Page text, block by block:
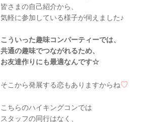
皆さまの自己紹介から、
気軽に参加している様子が伺えました♪
こういった趣味コンパーティーでは、
共通の趣味でつながれるため、
お友達作りにも最適なんです☆
そこから発展する恋もありますからね♡
こちらのハイキングコンでは
スタッフの同行はなく、